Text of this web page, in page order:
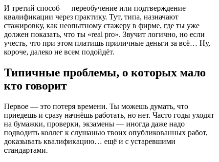
И третий способ — переобучение или подтверждение
квалификации через практику. Тут, типа, назначают
стажировку, как неопытному стажеру в фирме, где ты уже
должен показать, что ты «real pro». Звучит логично, но если
учесть, что при этом платишь приличные деньги за всё… Ну,
короче, далеко не всем подойдёт.
Типичные проблемы, о которых мало
кто говорит
Первое — это потеря времени. Ты можешь думать, что
приедешь и сразу начнёшь работать, но нет. Часто годы уходят
на бумажки, проверки, экзамены — иногда даже надо
подводить коллег к слушанью твоих опубликованных работ,
доказывать квалификацию… ещё и с устаревшими
стандартами.